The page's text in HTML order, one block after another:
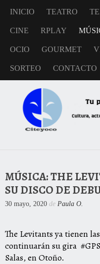
INICIO TEATRO
CINE RPLAY
OCIO GOURMET
SORTEO CONTACTO
MÚSICA: THE
SU DISCO DE
30 mayo, 2020 de Paula O.
The Levitants ya tienen
continuarán su gira
Salas, en Otoño.